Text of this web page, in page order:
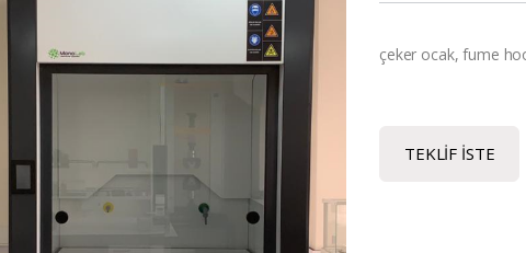
çeker ocak, fume
TEKLIF İSTE